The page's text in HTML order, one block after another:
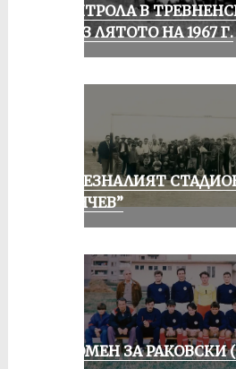
КОНТРОЛА В
ПРЕЗ ЛЯТОТО НА 1967 Г.
ИЗЧЕЗНАЛИЯТ
КЪНЧЕВ”
СПОМЕН ЗА РАКОВСКИ